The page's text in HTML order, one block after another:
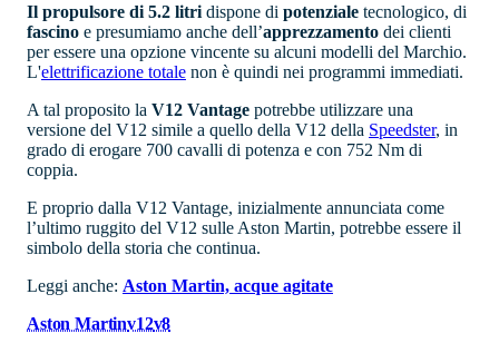
Il propulsore di 5.2 litri dispone di potenziale tecnologico, di
fascino e presumiamo anche dell’apprezzamento dei clienti
per essere una opzione vincente su alcuni modelli del Marchio.
L'elettrificazione totale non è quindi nei programmi immediati.
A tal proposito la V12 Vantage potrebbe utilizzare una
versione del V12 simile a quello della V12 della Speedster, in
grado di erogare 700 cavalli di potenza e con 752 Nm di
coppia.
E proprio dalla V12 Vantage, inizialmente annunciata come
l’ultimo ruggito del V12 sulle Aston Martin, potrebbe essere il
simbolo della storia che continua.
Leggi anche: Aston Martin, acque agitate
Aston Martinv12v8